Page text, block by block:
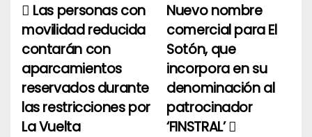
Navegación
de
entradas
Nuevo nombre
comercial para El
Sotón, que
incorpora en su
denominación al
patrocinador
‘FINSTRAL’
Las personas con
movilidad reducida
contarán con
aparcamientos
reservados durante
las restricciones por
La Vuelta